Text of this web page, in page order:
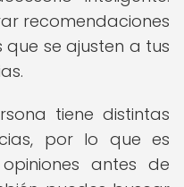
recomendaciones
se ajusten a tus
tiene distintas
por lo que es
antes de